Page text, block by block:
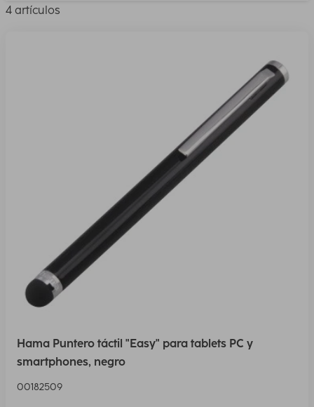
4 artículos
Hama Puntero táctil "Easy" para tablets PC y
smartphones, negro
00182509